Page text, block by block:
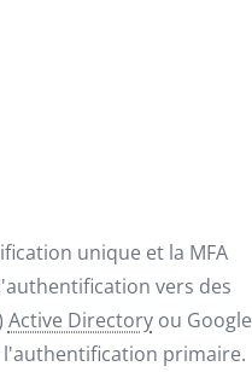
unique et la MFA
vers des
Active Directoryou Google
primaire.